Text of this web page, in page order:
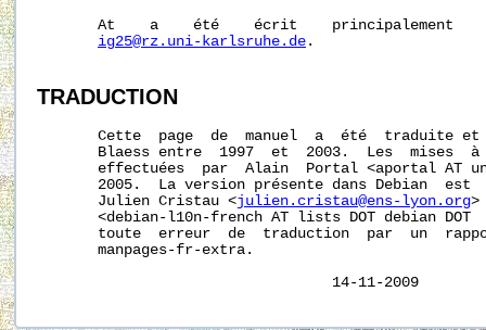
At    a    été    écrit    principalement
ig25@rz.uni-karlsruhe.de .
TRADUCTION
Cette  page  de  manuel  a  été  traduite
Blaess entre  1997  et  2003.  Les  mises
effectuées  par  Alain  Portal <aportal AT
2005.  La version présente dans Debian  est
       Julien Cristau <
julien.cristau@ens-lyon.org>
<debian-l10n-french AT lists DOT debian DOT
toute  erreur  de  traduction  par  un
       manpages-fr-extra.